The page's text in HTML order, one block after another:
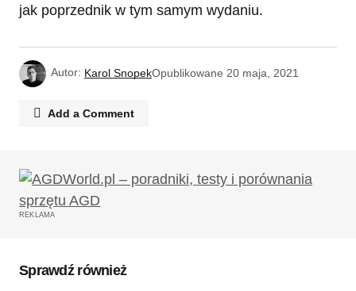
jak poprzednik w tym samym wydaniu.
Autor: Karol SnopekOpublikowane 20 maja, 2021
Add a Comment
Twój adres email nie zostanie opublikowany.
Wymagane pola są oznaczone
REKLAMA
Sprawdź również